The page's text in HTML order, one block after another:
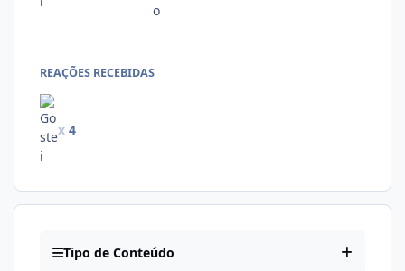
REAÇÕES RECEBIDAS
x 4
Tipo de Conteúdo